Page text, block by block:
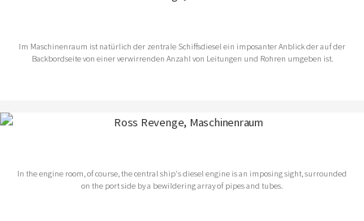
Im Maschinenraum ist natürlich der zentrale Schiffsdiesel ein imposanter Anblick der auf der
Backbordseite von einer verwirrenden Anzahl von Leitungen und Rohren umgeben ist.
In the engine room, of course, the central ship's diesel engine is an imposing sight, surrounded
on the port side by a bewildering array of pipes and tubes.